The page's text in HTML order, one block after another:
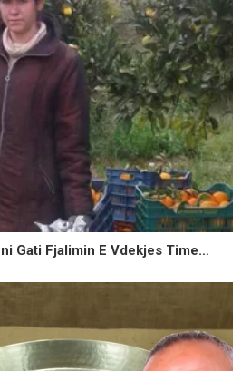
Gati Fjalimin E Vdekjes Time…